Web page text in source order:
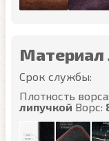
Материал
Срок службы:
Плотность ворса:
липучкой Ворс: